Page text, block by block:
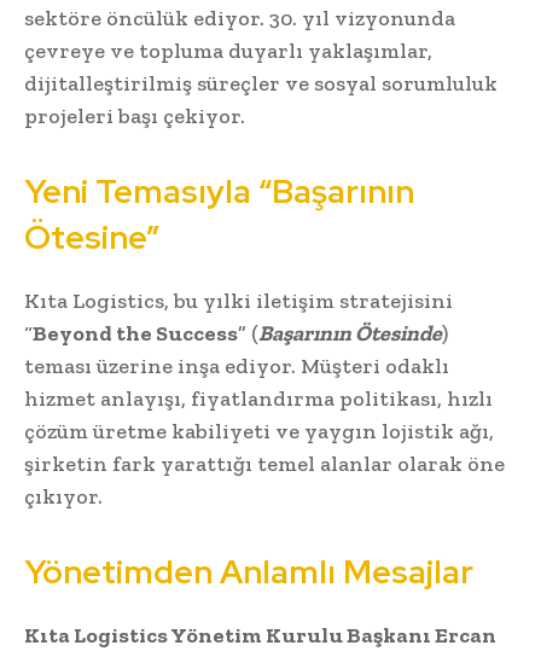
sektöre öncülük ediyor. 30. yıl vizyonunda
çevreye ve topluma duyarlı yaklaşımlar,
dijitalleştirilmiş süreçler ve sosyal sorumluluk
projeleri başı çekiyor.
Yeni Temasıyla “Başarının
Ötesine”
Kıta Logistics, bu yılki iletişim stratejisini
“Beyond the Success” (Başarının Ötesinde)
teması üzerine inşa ediyor. Müşteri odaklı
hizmet anlayışı, fiyatlandırma politikası, hızlı
çözüm üretme kabiliyeti ve yaygın lojistik ağı,
şirketin fark yarattığı temel alanlar olarak öne
çıkıyor.
Yönetimden Anlamlı Mesajlar
Kıta Logistics Yönetim Kurulu Başkanı Ercan